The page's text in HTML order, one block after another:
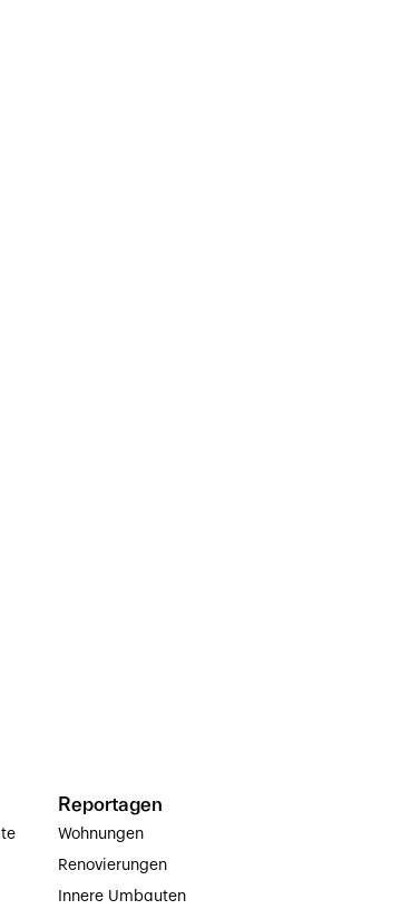
Reportagen
Wohnungen
Renovierungen
Innere Umbauten